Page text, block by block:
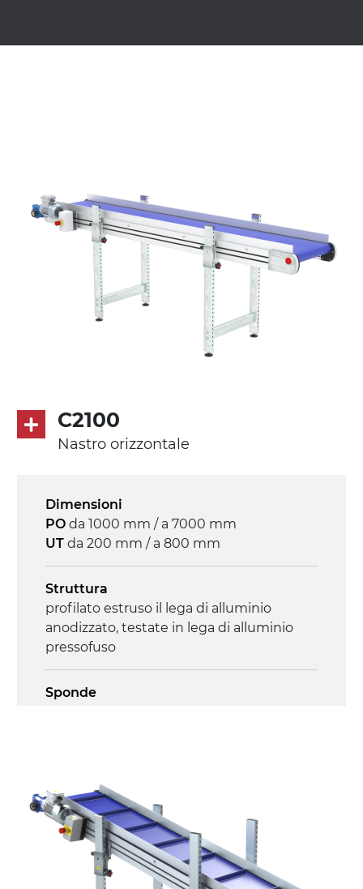
C2100
Nastro orizzontale
Dimensioni
PO da 1000 mm / a 7000 mm
UT da 200 mm / a 800 mm
Struttura
profilato estruso il lega di alluminio
anodizzato, testate in lega di alluminio
pressofuso
Sponde
cannocchiali in lega di alluminio
pressofuso, gambe in tubolare in metallo
zincato, piedini di livellamento
Tappeto